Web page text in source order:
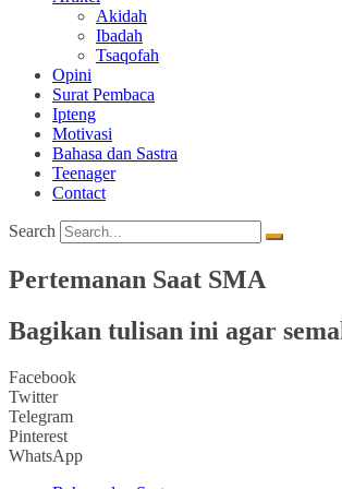
Akidah
Ibadah
Tsaqofah
Opini
Surat Pembaca
Ipteng
Motivasi
Bahasa dan Sastra
Teenager
Contact
Search
Pertemanan Saat SMA
Bagikan tulisan ini agar
Facebook
Twitter
Telegram
Pinterest
WhatsApp